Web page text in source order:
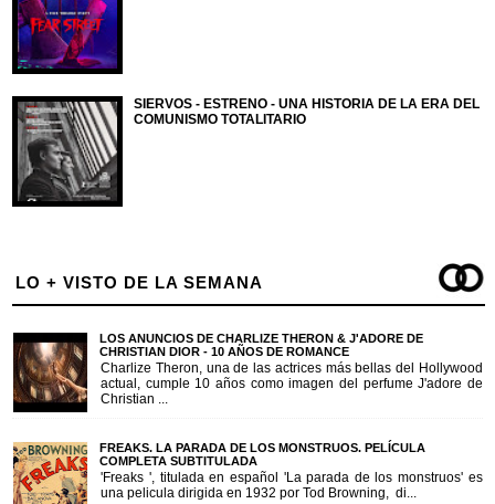
SIERVOS - ESTRENO - UNA HISTORIA DE LA ERA DEL
COMUNISMO TOTALITARIO
LO + VISTO DE LA SEMANA
LOS ANUNCIOS DE CHARLIZE THERON & J'ADORE DE
CHRISTIAN DIOR - 10 AÑOS DE ROMANCE
Charlize Theron, una de las actrices más bellas del Hollywood
actual, cumple 10 años como imagen del perfume J'adore de
Christian ...
FREAKS. LA PARADA DE LOS MONSTRUOS. PELÍCULA
COMPLETA SUBTITULADA
'Freaks ', titulada en español 'La parada de los monstruos' es
una pelicula dirigida en 1932 por Tod Browning, di...